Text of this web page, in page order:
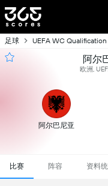
足球 UEFA WC Qualification
阿尔
欧洲,
阿尔巴尼亚
比赛 阵容 资料